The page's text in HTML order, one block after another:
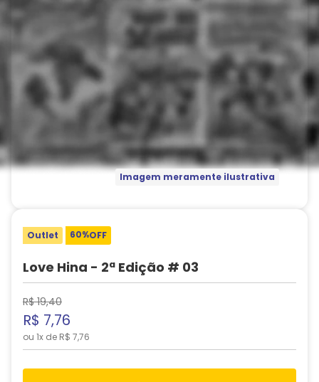
Imagem meramente ilustrativa
Outlet 60%OFF
Love Hina - 2ª Edição # 03
R$ 19,40
R$ 7,76
ou 1x de R$ 7,76